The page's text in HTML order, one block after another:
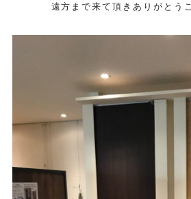
遠方まで来て頂きありがとう